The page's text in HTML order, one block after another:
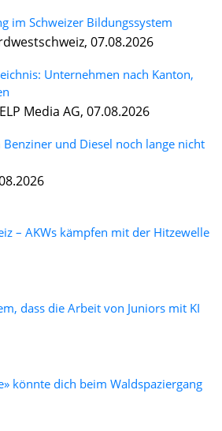
im Schweizer Bildungssystem
07.08.2026
Unternehmen nach Kanton,
Media AG, 07.08.2026
und Diesel noch lange nicht
– AKWs kämpfen mit der Hitzewelle
dass die Arbeit von Juniors mit KI
könnte dich beim Waldspaziergang